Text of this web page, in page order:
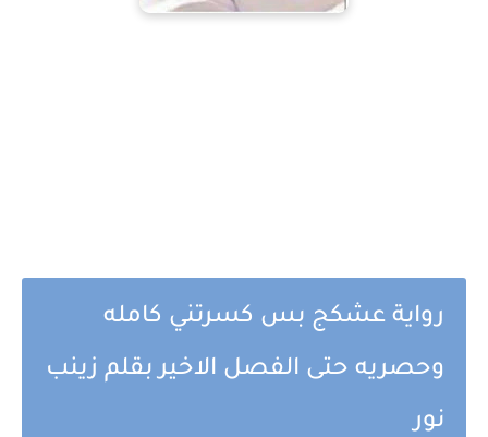
رواية عشكج بس كسرتني كامله
وحصريه حتى الفصل الاخير بقلم زينب
نور